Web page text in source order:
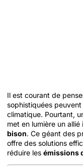
Il est courant de
sophistiquées
climatique. Pourtant,
met en lumière un
bison. Ce géant des
offre des solutions
réduire les émissions